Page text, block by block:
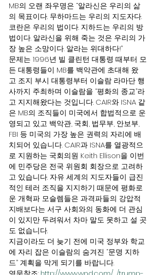
MB의 오랜 좌우명은 “알라신은 우리의 삶
의 목표이다. 무하마드는 우리의 지도자다.
코란은 우리의 법이다. 지하드는 우리의 방
법이다. 알라신을 위해 죽는 것은 우리의 가
장 높은 소망이다. 알라는 위대하다!”
문제는 1996년 빌 클린턴 대통령 때부터 모
든 대통령들이 MB를 백악관에 초대해 왔
고 조지 부시 대통령부터 이슬람 라마단 행
사까지 주최하며 이슬람을 “평화의 종교”라
고 지지해왔다는 것입니다. CAIR와 ISNA 같
은 MB의 조직들이 미국에서 합법적으로 운
영되고 있고 백악관, 국회, 법무부, 안보부,
FBI 등 미국의 가장 높은 권력의 자리에 배
치되어 있습니다. CAIR과 ISNA를 열광적으
로 지원하는 국회의원 Keith Ellison을 이번
에 민주당은 전국 위원회 회장으로 고려하
고 있습니다. 자유 세계의 지도자들이 급진
적인 테러 조직을 지지하기 때문에 평화로
운 개혁파 모슬렘들은 과격파들의 강압적
지배보다는 서구 사회와의 동화에 더 관심
이 있지만 두려워서 차마 말도 못하고 설 곳
도 없습니다.
지금이라도 더 늦기 전에 미국 정부와 학교
에 자리 잡은 이슬람의 숨겨진 “문명 지하
드” 계획을 막게 되기를 바랍니다.